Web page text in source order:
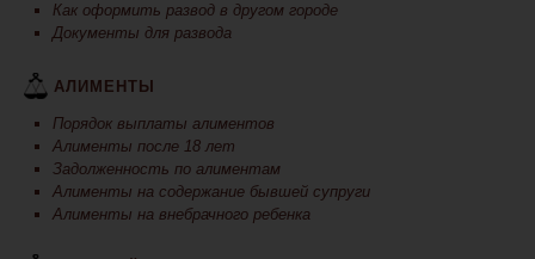
Как оформить развод в другом городе
Документы для развода
АЛИМЕНТЫ
Порядок выплаты алиментов
Алименты после 18 лет
Задолженность по алиментам
Алименты на содержание бывшей супруги
Алименты на внебрачного ребенка